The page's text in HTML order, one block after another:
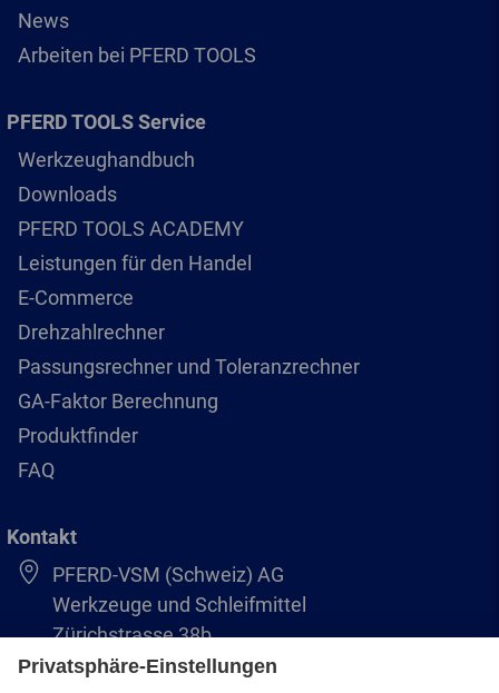
News
Arbeiten bei PFERD TOOLS
PFERD TOOLS Service
Werkzeughandbuch
Downloads
PFERD TOOLS ACADEMY
Leistungen für den Handel
E-Commerce
Drehzahlrechner
Passungsrechner und Toleranzrechner
GA-Faktor Berechnung
Produktfinder
FAQ
Kontakt
PFERD-VSM (Schweiz) AG
Werkzeuge und Schleifmittel
Zürichstrasse 38b
8306 Brüttisellen